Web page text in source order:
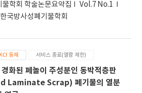
학회 학술논문요약집
Vol.7 No.1
한국방사성폐기물학회
KCI 등재 서비스 종료(열람 제한)
화된 페놀이 주성분인 동박적층판
Laminate Scrap) 폐기물의 열분